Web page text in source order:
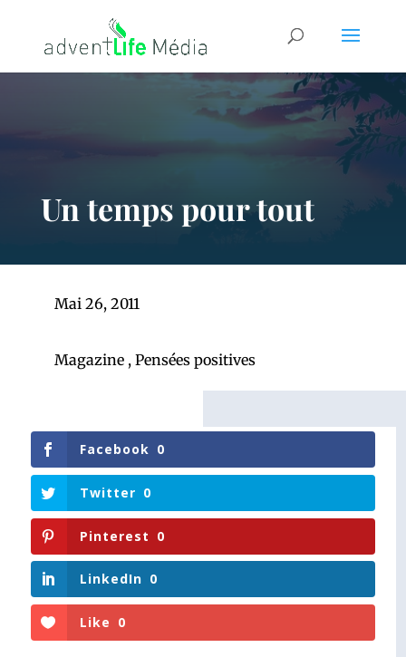
Un temps pour tout
Mai 26, 2011
Magazine, Pensées positives
Facebook 0
Twitter 0
Pinterest 0
LinkedIn 0
Like 0